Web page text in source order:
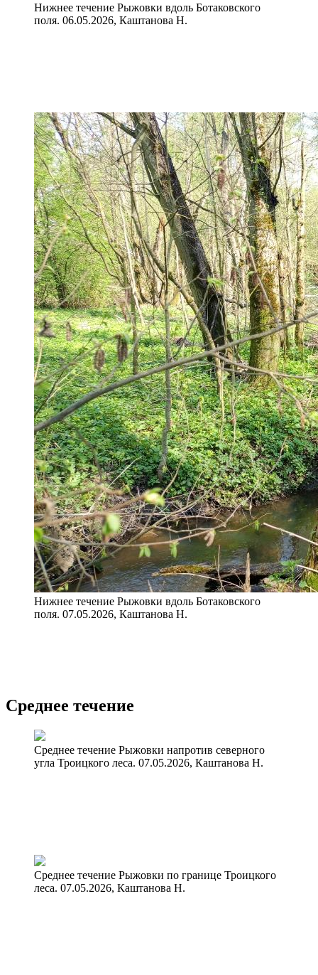
Нижнее течение Рыжовки вдоль Ботаковского
поля. 06.05.2026, Каштанова Н.
Нижнее течение Рыжовки вдоль Ботаковского
поля. 07.05.2026, Каштанова Н.
Среднее течение
Среднее течение Рыжовки напротив северного
угла Троицкого леса. 07.05.2026, Каштанова Н.
Среднее течение Рыжовки по границе Троицкого
леса. 07.05.2026, Каштанова Н.